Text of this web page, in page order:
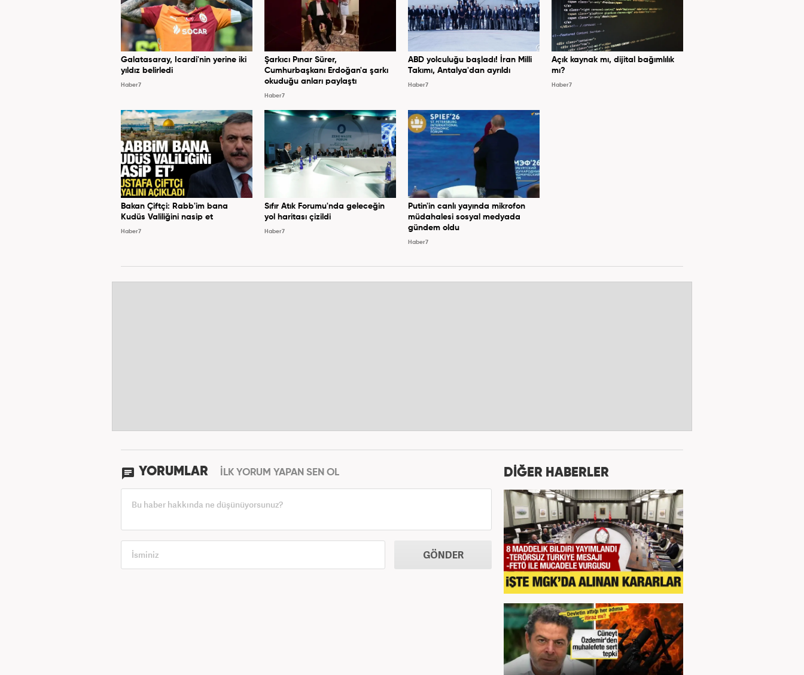
Galatasaray, Icardi'nin yerine iki
yıldız belirledi
Haber7
Şarkıcı Pınar Sürer,
Cumhurbaşkanı Erdoğan'a şarkı
okuduğu anları paylaştı
Haber7
ABD yolculuğu başladı! İran Milli
Takımı, Antalya'dan ayrıldı
Haber7
Açık kaynak mı, dijital bağımlılık
mı?
Haber7
Bakan Çiftçi: Rabb'im bana
Kudüs Valiliğini nasip et
Haber7
Sıfır Atık Forumu'nda geleceğin
yol haritası çizildi
Haber7
Putin'in canlı yayında mikrofon
müdahalesi sosyal medyada
gündem oldu
Haber7
YORUMLAR İLK YORUM YAPAN SEN OL
GÖNDER
DİĞER HABERLER